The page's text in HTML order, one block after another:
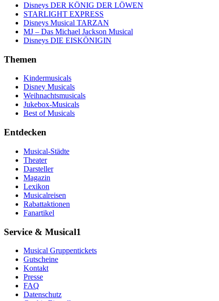
Disneys DER KÖNIG DER LÖWEN
STARLIGHT EXPRESS
Disneys Musical TARZAN
MJ – Das Michael Jackson Musical
Disneys DIE EISKÖNIGIN
Themen
Kindermusicals
Disney Musicals
Weihnachtsmusicals
Jukebox-Musicals
Best of Musicals
Entdecken
Musical-Städte
Theater
Darsteller
Magazin
Lexikon
Musicalreisen
Rabattaktionen
Fanartikel
Service & Musical1
Musical Gruppentickets
Gutscheine
Kontakt
Presse
FAQ
Datenschutz